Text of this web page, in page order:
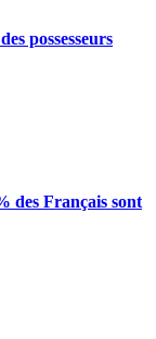
possesseurs
des Français sont